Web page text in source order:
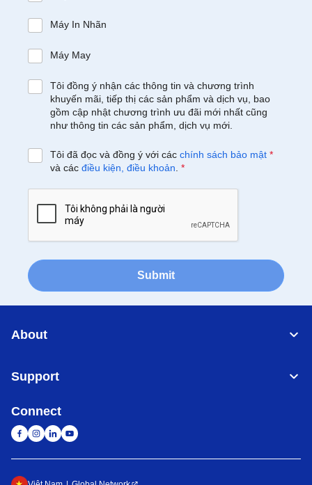
Máy In Nhãn
Máy May
Tôi đồng ý nhận các thông tin và chương trình
khuyến mãi, tiếp thị các sản phẩm và dịch vụ, bao
gồm cập nhật chương trình ưu đãi mới nhất cũng
như thông tin các sản phẩm, dịch vụ mới.
Tôi đã đọc và đồng ý với các chính sách bảo mật *
và các điều kiện, điều khoản *
Submit
About
Support
Connect